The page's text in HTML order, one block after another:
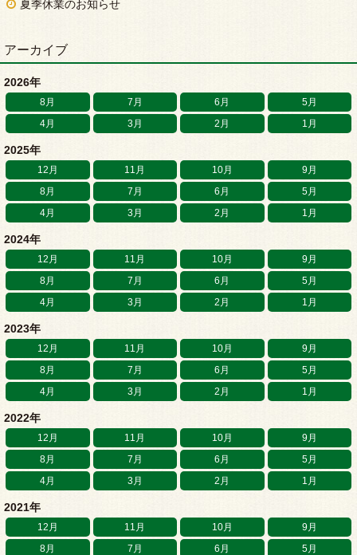
夏季休業のお知らせ
アーカイブ
2026年
8月 7月 6月
5月
4月
3月 2月 1月
2025年
12月 11月 10月
9月
8月
7月 6月
5月
4月
3月 2月 1月
2024年
12月 11月 10月
9月
8月
7月 6月
5月
4月
3月 2月 1月
2023年
12月 11月 10月
9月
8月
7月 6月
5月
4月
3月 2月 1月
2022年
12月 11月 10月
9月
8月
7月 6月
5月
4月
3月 2月 1月
2021年
12月 11月 10月
9月
8月
7月 6月
5月